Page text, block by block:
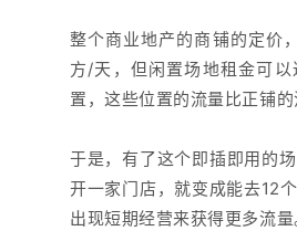
整个商业地产的商铺的定价
方/天，但闲置场地租金可以
置，这些位置的流量比正铺的
于是，有了这个即插即用的
开一家门店，就变成能去12个
出现短期经营来获得更多流量